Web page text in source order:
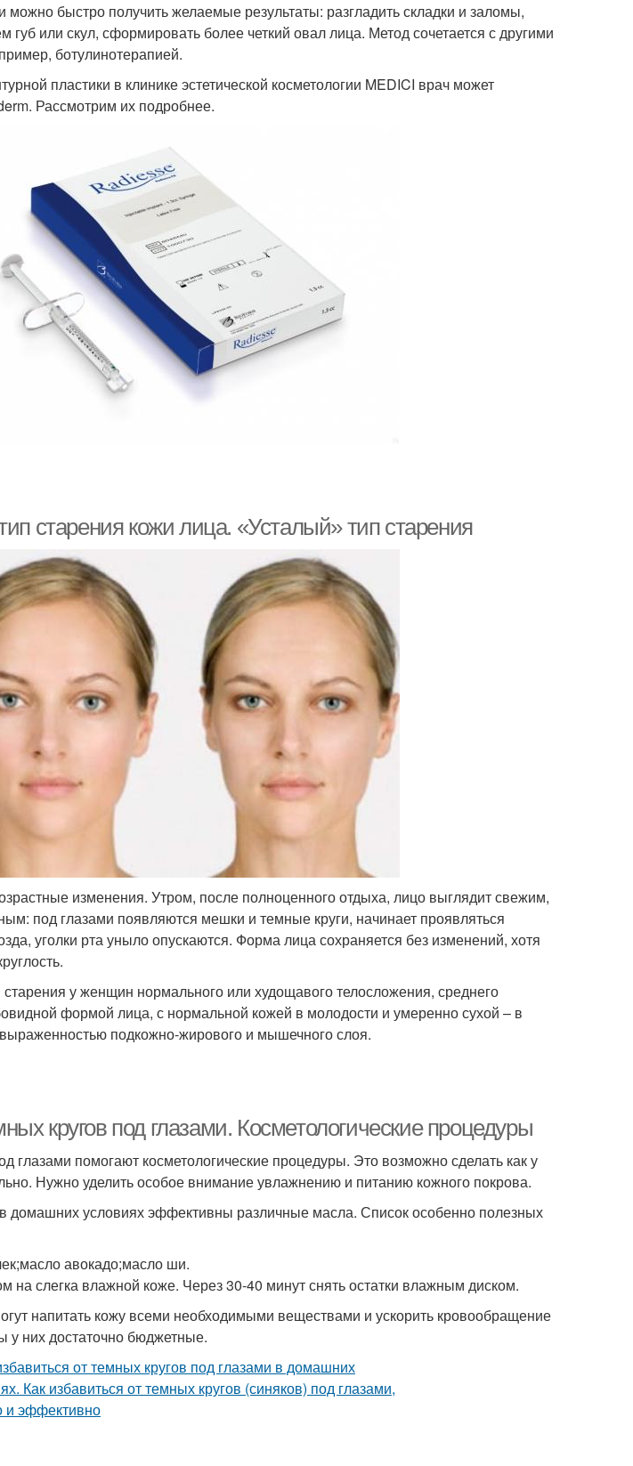
быстро получить желаемые результаты: разгладить складки и заломы,
или скул, сформировать более четкий овал лица. Метод сочетается с другими
ботулинотерапией.
пластики в клинике эстетической косметологии MEDICI врач может
Рассмотрим их подробнее.
старения кожи лица. «Усталый» тип старения
изменения. Утром, после полноценного отдыха, лицо выглядит свежим,
под глазами появляются мешки и темные круги, начинает проявляться
уголки рта уныло опускаются. Форма лица сохраняется без изменений, хотя
у женщин нормального или худощавого телосложения, среднего
формой лица, с нормальной кожей в молодости и умеренно сухой – в
подкожно-жирового и мышечного слоя.
кругов под глазами. Косметологические процедуры
глазами помогают косметологические процедуры. Это возможно сделать как у
Нужно уделить особое внимание увлажнению и питанию кожного покрова.
домашних условиях эффективны различные масла. Список особенно полезных
авокадо;масло ши.
на слегка влажной коже. Через 30-40 минут снять остатки влажным диском.
напитать кожу всеми необходимыми веществами и ускорить кровообращение
у них достаточно бюджетные.